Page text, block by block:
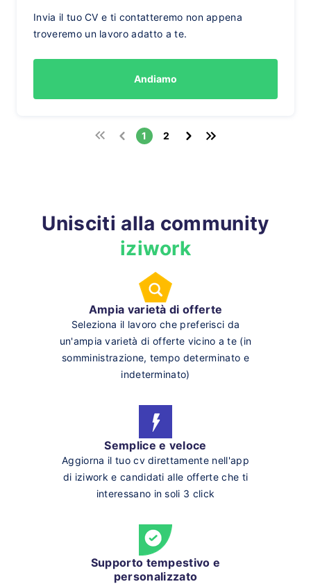
Invia il tuo CV e ti contatteremo non appena
troveremo un lavoro adatto a te.
Andiamo
1 2
Unisciti alla community
iziwork
Ampia varietà di offerte
Seleziona il lavoro che preferisci da
un'ampia varietà di offerte vicino a te (in
somministrazione, tempo determinato e
indeterminato)
Semplice e veloce
Aggiorna il tuo cv direttamente nell'app
di iziwork e candidati alle offerte che ti
interessano in soli 3 click
Supporto tempestivo e
personalizzato